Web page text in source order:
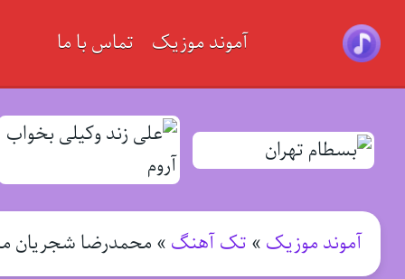
آموند موزیک تماس با ما
آموند موزیک » تک آهنگ » محمدرضا شجریان